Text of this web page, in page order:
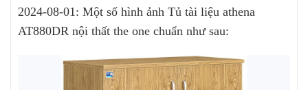
2024-08-01: Một số hình ảnh Tủ tài liệu athena
AT880DR nội thất the one chuẩn như sau: